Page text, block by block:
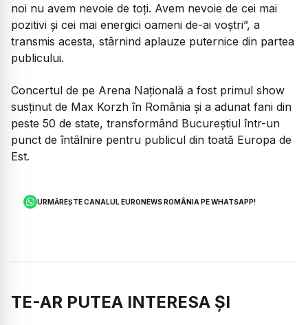
noi nu avem nevoie de toți. Avem nevoie de cei mai
pozitivi și cei mai energici oameni de-ai voștri”, a
transmis acesta, stârnind aplauze puternice din partea
publicului.
Concertul de pe Arena Națională a fost primul show
susținut de Max Korzh în România și a adunat fani din
peste 50 de state, transformând Bucureștiul într-un
punct de întâlnire pentru publicul din toată Europa de
Est.
URMĂREȘTE CANALUL EURONEWS ROMÂNIA PE WHATSAPP!
TE-AR PUTEA INTERESA ȘI